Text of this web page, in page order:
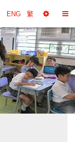
ENG 繁
择
工
具
换
目
录